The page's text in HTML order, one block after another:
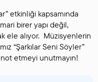
etkinliği kapsamında
birer yapı değil,
ele alıyor. Müzisyenlerin
“Şarkılar Seni Söyler”
not etmeyi unutmayın!